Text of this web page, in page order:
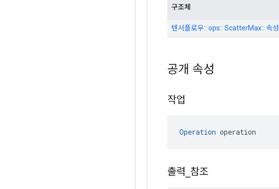
구조체
텐서플로우:: ops:: ScatterMax:: 속성
공개 속성
작업
Operation operation
출력 참조